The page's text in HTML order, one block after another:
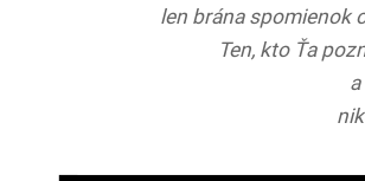
len brána spomienok
Ten, kto Ťa